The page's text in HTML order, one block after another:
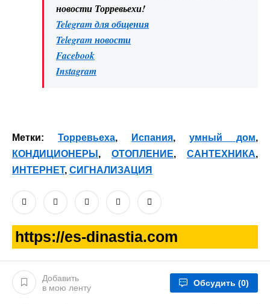
новости Торревьехи!
Telegram для общения
Telegram новости
Facebook
Instagram
Метки: Торревьеха, Испания, умный дом,
КОНДИЦИОНЕРЫ , ОТОПЛЕНИЕ, САНТЕХНИКА,
ИНТЕРНЕТ, СИГНАЛИЗАЦИЯ
https://es-dinastia.com
Добавить
в мою ленту
Обсудить (0)